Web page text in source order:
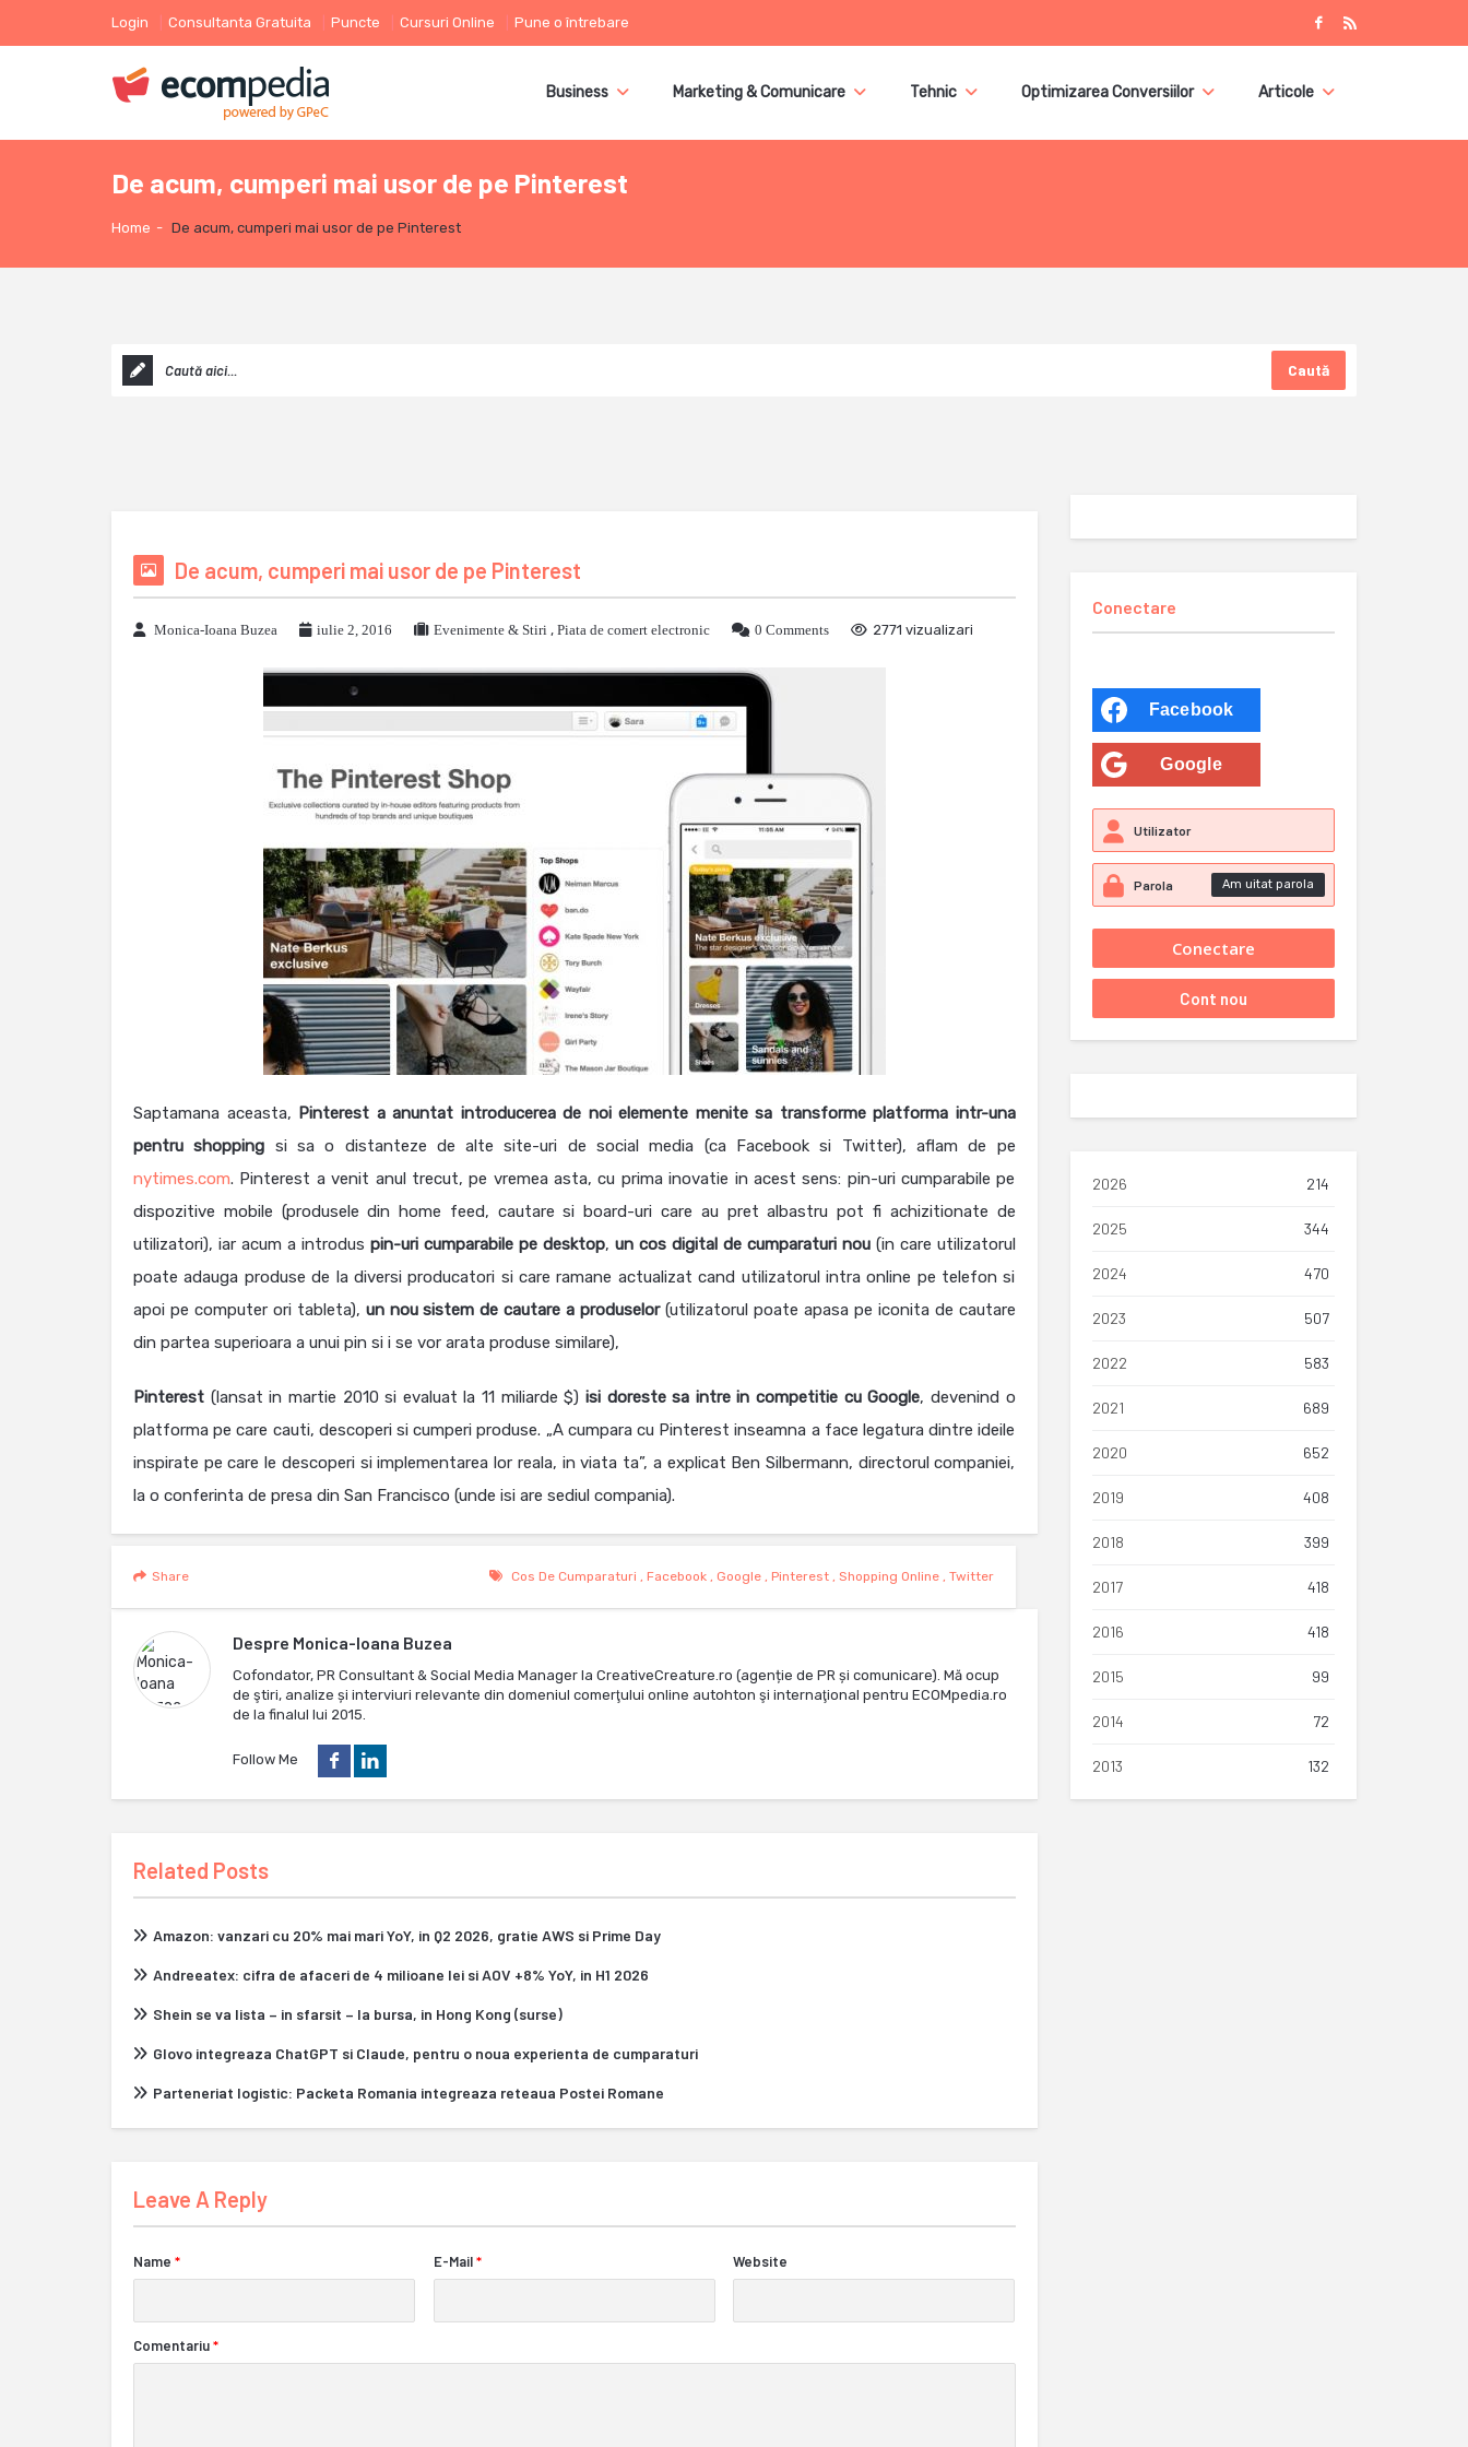
Login Consultanta Gratuita Puncte Cursuri Online Pune o întrebare
Business Marketing & Comunicare Tehnic Optimizarea Conversiilor Articole
De acum, cumperi mai usor de pe Pinterest
Home - De acum, cumperi mai usor de pe Pinterest
Caută
De acum, cumperi mai usor de pe Pinterest
Monica-Ioana Buzea iulie 2, 2016 Evenimente & Stiri , Piata de comert electronic 0 Comments 2771 vizualizari
Saptamana aceasta, Pinterest a anuntat introducerea de noi elemente menite sa transforme platforma intr-una
pentru shopping si sa o distanteze de alte site-uri de social media (ca Facebook si Twitter), aflam de pe
nytimes.com. Pinterest a venit anul trecut, pe vremea asta, cu prima inovatie in acest sens: pin-uri cumparabile pe
dispozitive mobile (produsele din home feed, cautare si board-uri care au pret albastru pot fi achizitionate de
utilizatori), iar acum a introdus pin-uri cumparabile pe desktop, un cos digital de cumparaturi nou(in care utilizatorul
poate adauga produse de la diversi producatori si care ramane actualizat cand utilizatorul intra online pe telefon si
apoi pe computer ori tableta), un nou sistem de cautare a produselor(utilizatorul poate apasa pe iconita de cautare
din partea superioara a unui pin si i se vor arata produse similare),
Pinterest (lansat in martie 2010 si evaluat la 11 miliarde $) isi doreste sa intre in competitie cu Google, devenind o
platforma pe care cauti, descoperi si cumperi produse. „A cumpara cu Pinterest inseamna a face legatura dintre ideile
inspirate pe care le descoperi si implementarea lor reala, in viata ta”, a explicat Ben Silbermann, directorul companiei,
la o conferinta de presa din San Francisco (unde isi are sediul compania).
Cos De Cumparaturi , Facebook, Google, Pinterest, Shopping Online, Twitter
Share
Despre Monica-Ioana Buzea
Cofondator, PR Consultant & Social Media Manager la CreativeCreature.ro (agenție de PR și comunicare). Mă ocup
de ştiri, analize și interviuri relevante din domeniul comerţului online autohton şi internaţional pentru ECOMpedia.ro
de la finalul lui 2015.
Follow Me
Related Posts
Amazon: vanzari cu 20% mai mari YoY, in Q2 2026, gratie AWS si Prime Day
Andreeatex: cifra de afaceri de 4 milioane lei si AOV +8% YoY, in H1 2026
Shein se va lista – in sfarsit – la bursa, in Hong Kong (surse)
Glovo integreaza ChatGPT si Claude, pentru o noua experienta de cumparaturi
Parteneriat logistic: Packeta Romania integreaza reteaua Postei Romane
Leave A Reply
Name * E-Mail * Website
Comentariu*
Conectare
Facebook
Google
Am uitat parola
2026 214
2025 344
2024 470
2023 507
2022 583
2021 689
2020 652
2019 408
2018 399
2017 418
2016 418
2015 99
2014 72
2013 132